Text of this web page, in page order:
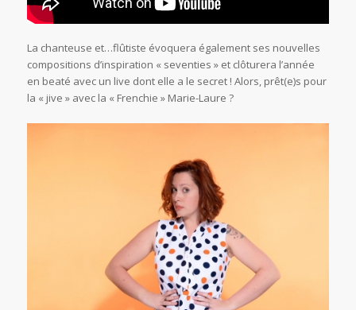
La chanteuse et…flûtiste évoquera également ses nouvelles
compositions d’inspiration « seventies » et clôturera l’année
en beaté avec un live dont elle a le secret ! Alors, prêt(e)s pour
la « jive » avec la « Frenchie » Marie-Laure ?